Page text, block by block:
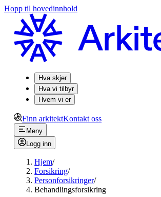
Hopp til hovedinnhold
Hva skjer
Hva vi tilbyr
Hvem vi er
Finn arkitektKontakt oss
Meny
Logg inn
Hjem/
Forsikring/
Personforsikringer/
Behandlingsforsikring